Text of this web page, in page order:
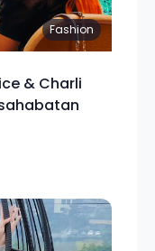
Fashion
& Charli